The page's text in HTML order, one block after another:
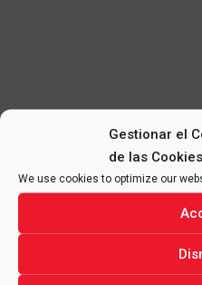
Gestionar el
de las Cookies
We use cookies to optimize our